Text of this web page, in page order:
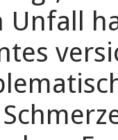
Unfall